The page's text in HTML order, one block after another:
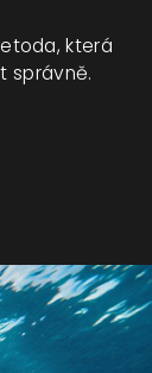
která
správně.